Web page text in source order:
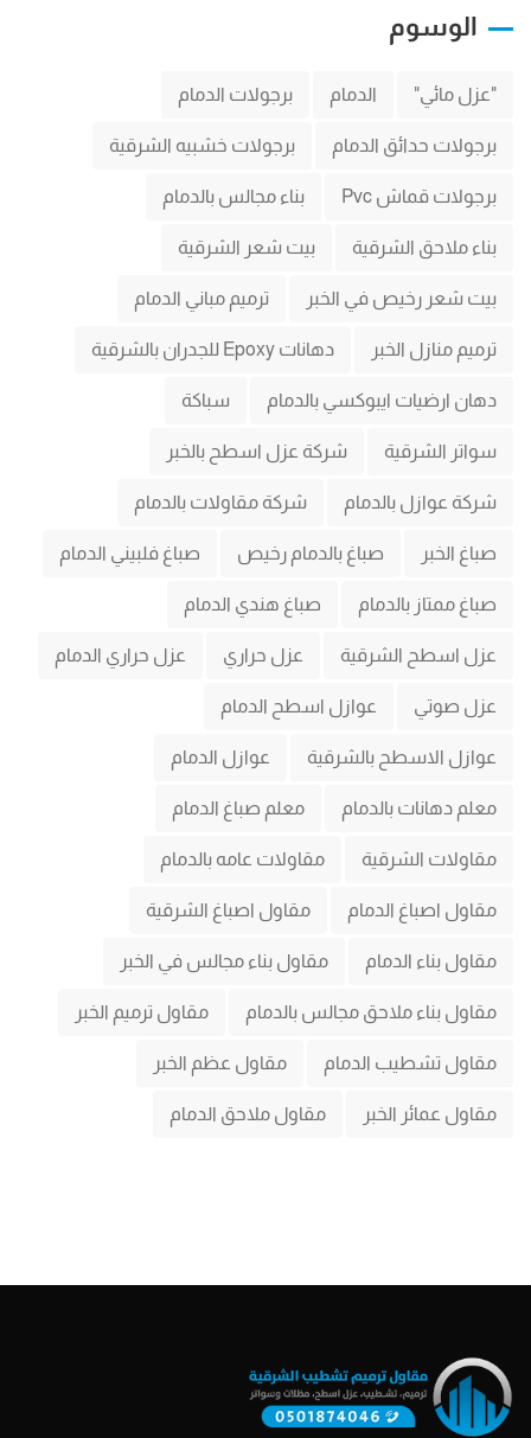
الوسوم
"عزل مائي" الدمام برجولات الدمام
برجولات حدائق الدمام برجولات خشبيه الشرقية
برجولات قماش Pvc بناء مجالس بالدمام
بناء ملاحق الشرقية بيت شعر الشرقية
بيت شعر رخيص في الخبر ترميم مباني الدمام
ترميم منازل الخبر دهانات Epoxy للجدران بالشرقية
دهان ارضيات ايبوكسي بالدمام سباكة
سواتر الشرقية شركة عزل اسطح بالخبر
شركة عوازل بالدمام شركة مقاولات بالدمام
صباغ الخبر صباغ بالدمام رخيص صباغ فلبيني الدمام
صباغ ممتاز بالدمام صباغ هندي الدمام
عزل اسطح الشرقية عزل حراري عزل حراري الدمام
عزل صوتي عوازل اسطح الدمام
عوازل الاسطح بالشرقية عوازل الدمام
معلم دهانات بالدمام معلم صباغ الدمام
مقاولات الشرقية مقاولات عامه بالدمام
مقاول اصباغ الدمام مقاول اصباغ الشرقية
مقاول بناء الدمام مقاول بناء مجالس في الخبر
مقاول بناء ملاحق مجالس بالدمام مقاول ترميم الخبر
مقاول تشطيب الدمام مقاول عظم الخبر
مقاول عمائر الخبر مقاول ملاحق الدمام